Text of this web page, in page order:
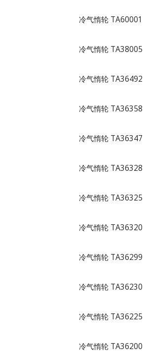
冷气惰轮 TA60001
冷气惰轮 TA38005
冷气惰轮 TA36492
冷气惰轮 TA36358
冷气惰轮 TA36347
冷气惰轮 TA36328
冷气惰轮 TA36325
冷气惰轮 TA36320
冷气惰轮 TA36299
冷气惰轮 TA36230
冷气惰轮 TA36225
冷气惰轮 TA36200